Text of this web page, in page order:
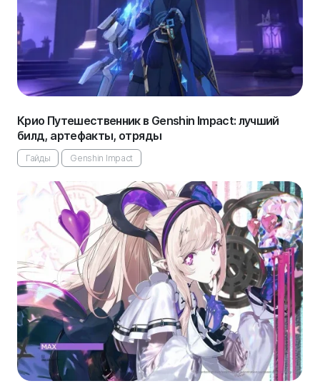
Крио Путешественник в Genshin Impact: лучший
билд, артефакты, отряды
Гайды Genshin Impact